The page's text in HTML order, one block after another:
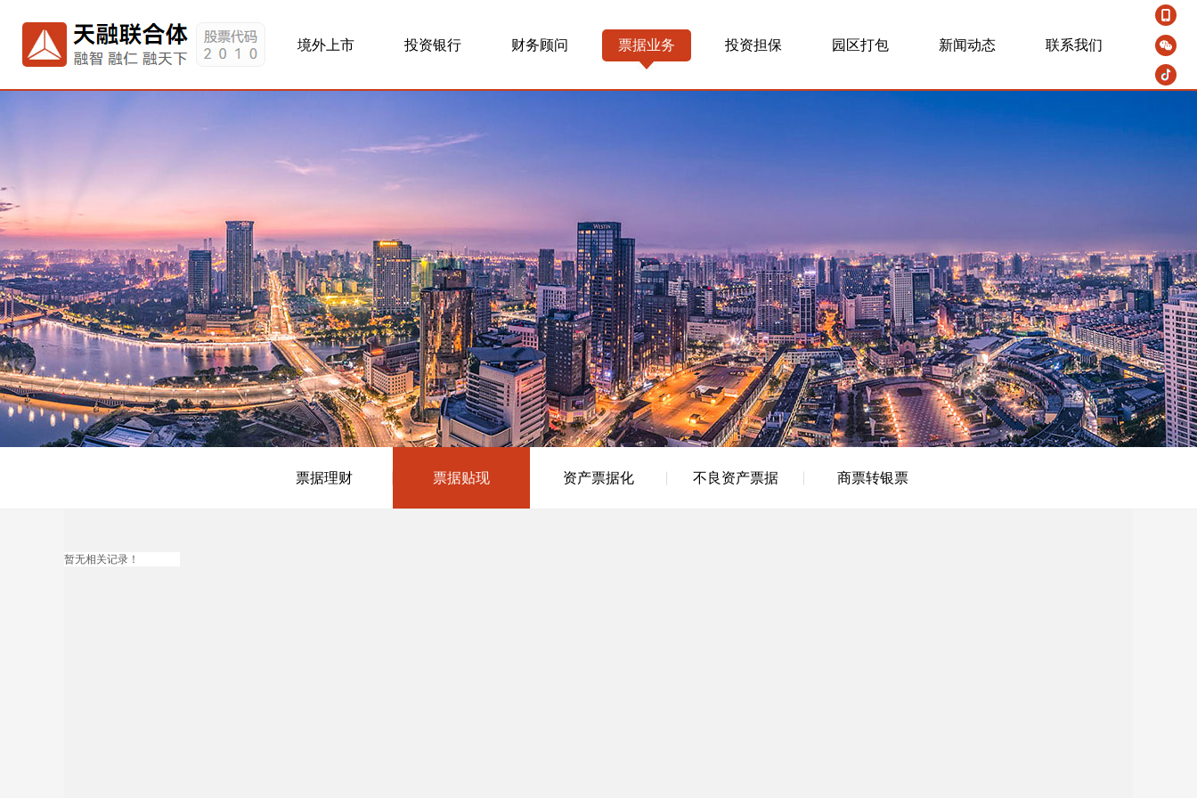
网站首页 关于我们 境外上市 投资银行 财务顾问 票据业务 投资担保 园区打包 新闻动态 联系我们
票据业务
票据理财 票据贴现 资产票据化 不良资产票据 商票转银票
暂无相关记录！